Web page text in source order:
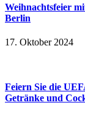
Weihnachtsfeier
Berlin
17. Oktober 2024
Feiern Sie die
Getränke und